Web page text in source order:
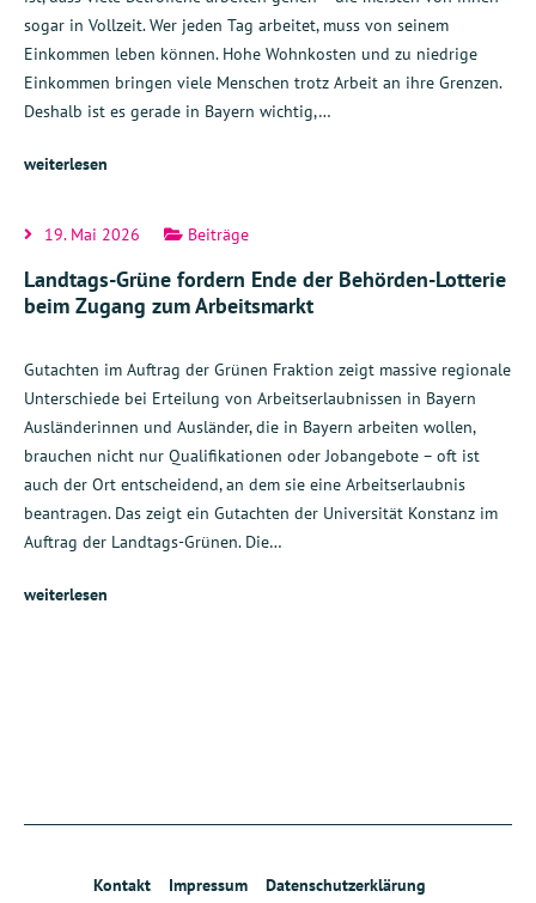
sogar in Vollzeit. Wer jeden Tag arbeitet, muss von seinem
Einkommen leben können. Hohe Wohnkosten und zu niedrige
Einkommen bringen viele Menschen trotz Arbeit an ihre Grenzen.
Deshalb ist es gerade in Bayern wichtig,…
weiterlesen
19. Mai 2026 Beiträge
Landtags-Grüne fordern Ende der Behörden-Lotterie
beim Zugang zum Arbeitsmarkt
Gutachten im Auftrag der Grünen Fraktion zeigt massive regionale
Unterschiede bei Erteilung von Arbeitserlaubnissen in Bayern
Ausländerinnen und Ausländer, die in Bayern arbeiten wollen,
brauchen nicht nur Qualifikationen oder Jobangebote – oft ist
auch der Ort entscheidend, an dem sie eine Arbeitserlaubnis
beantragen. Das zeigt ein Gutachten der Universität Konstanz im
Auftrag der Landtags-Grünen. Die…
weiterlesen
Kontakt Impressum
Datenschutzerklärung